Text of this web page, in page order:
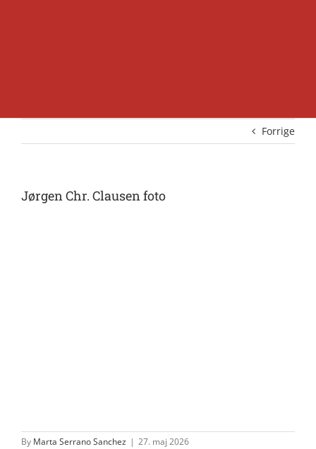
Forrige
Jørgen Chr. Clausen foto
By Marta Serrano Sanchez | 27. maj 2026